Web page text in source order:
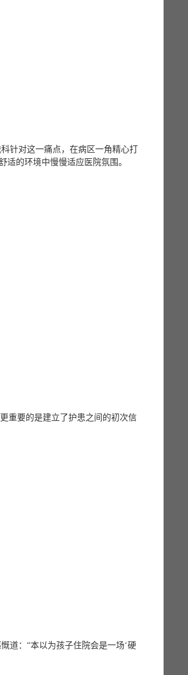
针对这一痛点，在病区一角精心打
适的环境中慢慢适应医院氛围。
重要的是建立了护患之间的初次信
道：“本以为孩子住院会是一场‘硬